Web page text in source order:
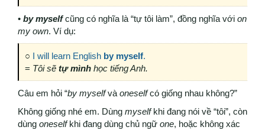
• by myself cũng có nghĩa là “tự tôi làm”, đồng nghĩa với on
my own. Ví dụ:
○ I will learn English by myself.
= Tôi sẽ tự mình học tiếng Anh.
Câu em hỏi “by myselfvà oneselfcó giống nhau không?”
Không giống nhé em. Dùng myselfkhi đang nói về “tôi”, còn
dùng oneselfkhi đang dùng chủ ngữ one, hoặc không xác